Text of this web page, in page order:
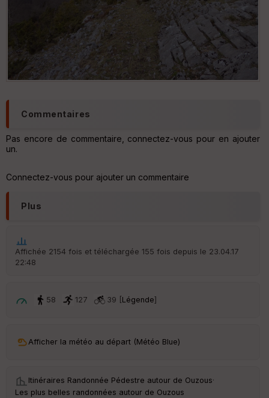
Commentaires
Pas encore de commentaire, connectez-vous pour en ajouter
un.
Connectez-vous pour ajouter un commentaire
Plus
Affichée 2154 fois et téléchargée 155 fois depuis le 23.04.17
22:48
58 127 39 [Légende]
Afficher la météo au départ (Météo Blue)
Itinéraires Randonnée Pédestre autour de Ouzous·
Les plus belles randonnées autour de Ouzous